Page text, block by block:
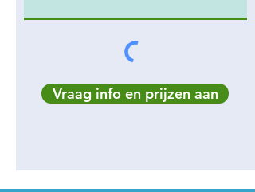
Vraag info en prijzen aan